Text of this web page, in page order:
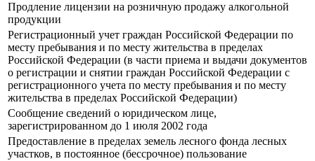
Продление лицензии на розничную продажу алкогольной
продукции
Регистрационный учет граждан Российской Федерации по
месту пребывания и по месту жительства в пределах
Российской Федерации (в части приема и выдачи документов
о регистрации и снятии граждан Российской Федерации с
регистрационного учета по месту пребывания и по месту
жительства в пределах Российской Федерации)
Сообщение сведений о юридическом лице,
зарегистрированном до 1 июля 2002 года
Предоставление в пределах земель лесного фонда лесных
участков, в постоянное (бессрочное) пользование